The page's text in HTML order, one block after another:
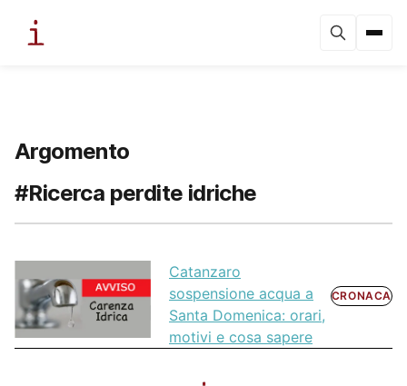
Argomento
#Ricerca perdite idriche
Catanzaro
sospensione acqua a
Santa Domenica: orari,
motivi e cosa sapere
CRONACA